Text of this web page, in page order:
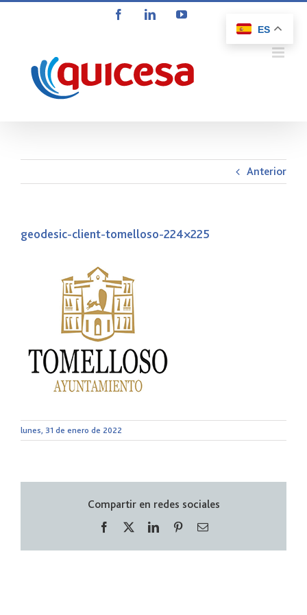
FacebookLinkedInYouTube
Anterior
geodesic-client-tomelloso-224×225
lunes, 31 de enero de 2022
Compartir en redes sociales
Facebook LinkedInPinterestCorreo
ES